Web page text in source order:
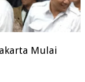
Mulai